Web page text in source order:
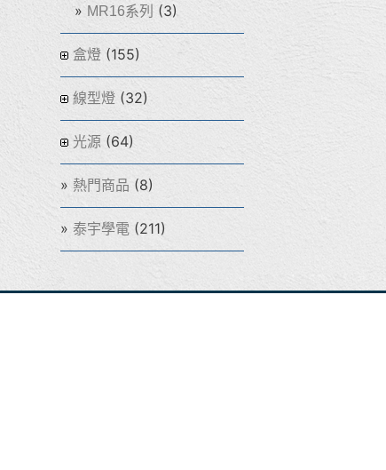
MR16系列 (3)
盒燈 (155)
線型燈 (32)
光源 (64)
熱門商品 (8)
泰宇學電 (211)